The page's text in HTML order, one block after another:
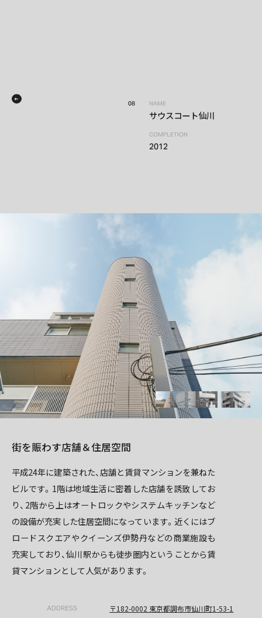
08 NAME
サウスコート仙川
COMPLETION
2012
街を賑わす店舗＆住居空間
平成24年に建築された、店舗と賃貸マンションを兼ねた
ビルです。1階は地域生活に密着した店舗を誘致してお
り、2階から上はオートロックやシステムキッチンなど
の設備が充実した住居空間になっています。近くにはブ
ロードスクエアやクイーンズ伊勢丹などの商業施設も
充実しており、仙川駅からも徒歩圏内ということから賃
貸マンションとして人気があります。
ADDRESS 〒182-0002 東京都調布市仙川町1-53-1